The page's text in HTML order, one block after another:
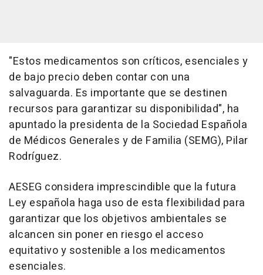
"Estos medicamentos son críticos, esenciales y
de bajo precio deben contar con una
salvaguarda. Es importante que se destinen
recursos para garantizar su disponibilidad", ha
apuntado la presidenta de la Sociedad Española
de Médicos Generales y de Familia (SEMG), Pilar
Rodríguez.
AESEG considera imprescindible que la futura
Ley española haga uso de esta flexibilidad para
garantizar que los objetivos ambientales se
alcancen sin poner en riesgo el acceso
equitativo y sostenible a los medicamentos
esenciales.